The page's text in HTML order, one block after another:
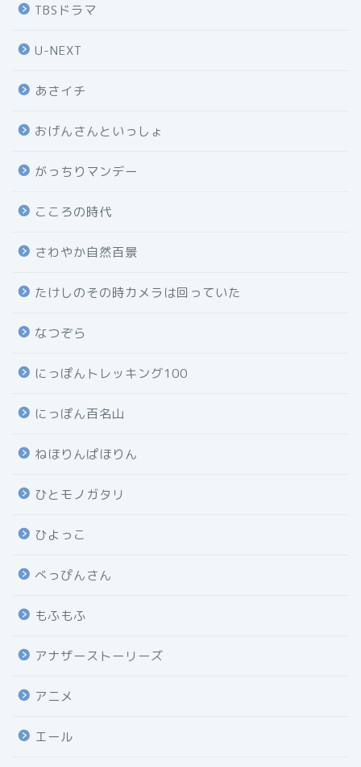
TBSドラマ
U-NEXT
あさイチ
おげんさんといっしょ
がっちりマンデー
こころの時代
さわやか自然百景
たけしのその時カメラは回っていた
なつぞら
にっぽんトレッキング100
にっぽん百名山
ねほりんぱほりん
ひとモノガタリ
ひよっこ
べっぴんさん
もふもふ
アナザーストーリーズ
アニメ
エール